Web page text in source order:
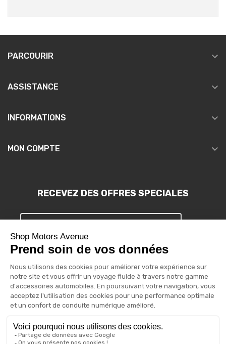
PARCOURIR 
ASSISTANCE 
INFORMATIONS 
MON COMPTE 
RECEVEZ DES OFFRES SPECIALES
Vous pouvez vous désinscrire à tout moment. Vous trouverez pour
cela nos informations de contact dans les conditions d'utilisation
du site.